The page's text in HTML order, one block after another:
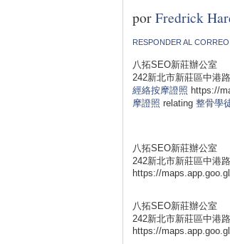
porFredrick
RESPONDER AL
八拓SEO新莊辦公室
242新北市新莊區中港
經絡按摩證照 https://
摩證照 relating 整骨學
八拓SEO新莊辦公室
242新北市新莊區中港
https://
八拓SEO新莊辦公室
242新北市新莊區中港
https://